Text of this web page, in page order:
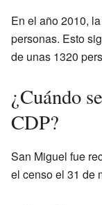
En el año 2010,
personas. Esto
de unas 1320
¿Cuándo
CDP?
San Miguel fue
el censo el 31 de